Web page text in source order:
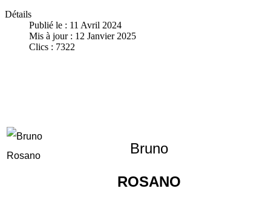
Détails
Publié le : 11 Avril 2024
Mis à jour : 12 Janvier 2025
Clics : 7322
Bruno
ROSANO